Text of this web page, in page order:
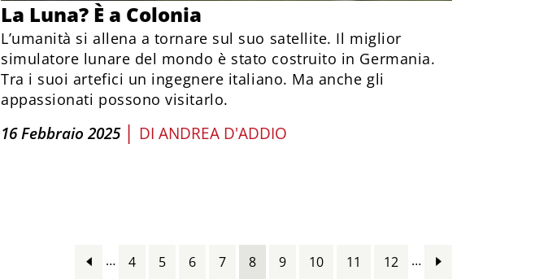
La Luna? È a Colonia
L’umanità si allena a tornare sul suo satellite. Il miglior
simulatore lunare del mondo è stato costruito in Germania.
Tra i suoi artefici un ingegnere italiano. Ma anche gli
appassionati possono visitarlo.
16 Febbraio 2025 | DI ANDREA D'ADDIO
… 4 5 6 7 8 9 10 11 12 …